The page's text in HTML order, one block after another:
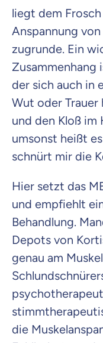
liegt dem
Anspannung
zugrunde. Ein
Zusammenhang
der sich auch in
Wut oder Trauer
und den Kloß im
umsonst heißt
schnürt mir die
Hier setzt das
und empfiehlt
Behandlung.
Depots von
genau am
die